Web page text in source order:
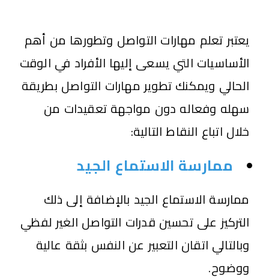
يعتبر تعلم مهارات التواصل وتطورها من أهم
الأساسيات التي يسعى إليها الأفراد في الوقت
الحالي ويمكنك تطوير مهارات التواصل بطريقة
سهله وفعاله دون مواجهة تعقيدات من
خلال اتباع النقاط التالية:
ممارسة الاستماع الجيد
ممارسة الاستماع الجيد بالإضافة إلى ذلك
التركيز على تحسين قدرات التواصل الغير لفظي
وبالتالي اتقان التعبير عن النفس بثقة عالية
ووضوح.